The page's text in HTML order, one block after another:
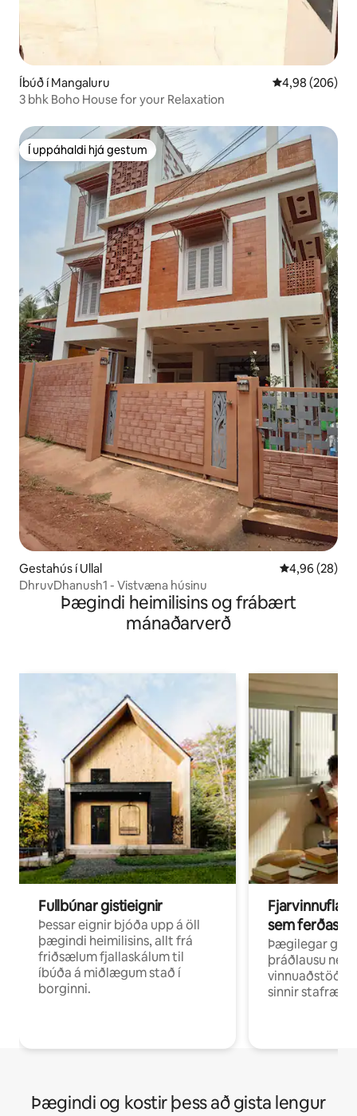
Íbúð í Mangaluru 4,98 af 5 í
4,98 (206)
3 bhk Boho House for your Relaxation
Í uppáhaldi hjá gestum
Í uppáhaldi hjá gestum
Gestahús í Ullal 4,96 af 5 í
4,96 (28)
DhruvDhanush1 - Vistvæna húsinu
Þægindi heimilisins og frábært
mánaðarverð
Fullbúnar gistieignir
Þessar eignir bjóða upp á öll
þægindi heimilisins, allt frá
friðsælum fjallaskálum til
íbúða á miðlægum stað í
borginni.
sem ferðast
Þægilegar
þráðlausu neti
vinnuaðstöðu
sinnir
Þægindi og kostir þess að gista lengur